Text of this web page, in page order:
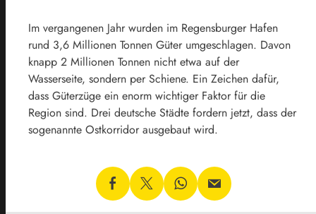
Im vergangenen Jahr wurden im Regensburger Hafen
rund 3,6 Millionen Tonnen Güter umgeschlagen. Davon
knapp 2 Millionen Tonnen nicht etwa auf der
Wasserseite, sondern per Schiene. Ein Zeichen dafür,
dass Güterzüge ein enorm wichtiger Faktor für die
Region sind. Drei deutsche Städte fordern jetzt, dass der
sogenannte Ostkorridor ausgebaut wird.